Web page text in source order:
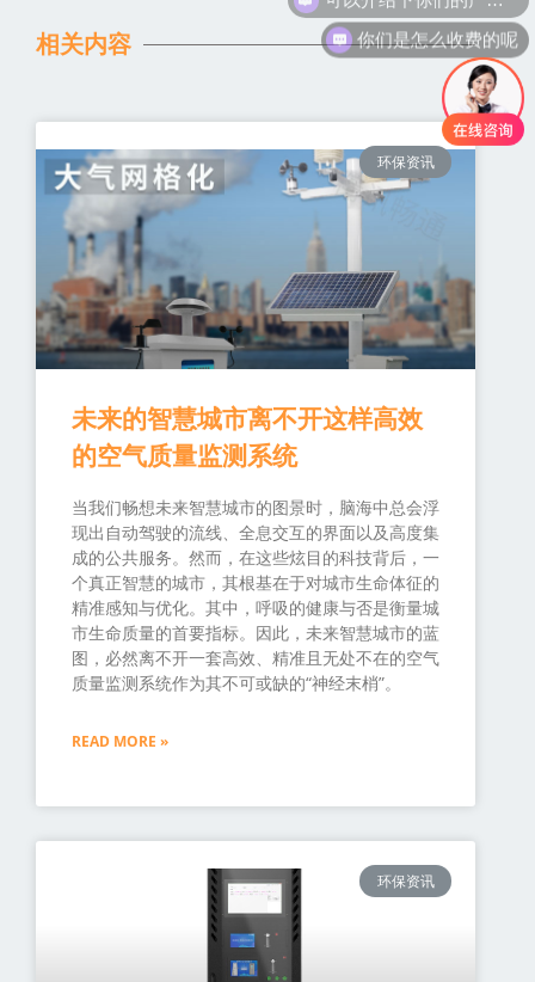
相关内容
环保资讯
未来的智慧城市离不开这样高效
的空气质量监测系统
当我们畅想未来智慧城市的图景时，脑海中总会浮
现出自动驾驶的流线、全息交互的界面以及高度集
成的公共服务。然而，在这些炫目的科技背后，一
个真正智慧的城市，其根基在于对城市生命体征的
精准感知与优化。其中，呼吸的健康与否是衡量城
市生命质量的首要指标。因此，未来智慧城市的蓝
图，必然离不开一套高效、精准且无处不在的空气
质量监测系统作为其不可或缺的“神经末梢”。
READ MORE »
环保资讯
你们是怎么收费的呢